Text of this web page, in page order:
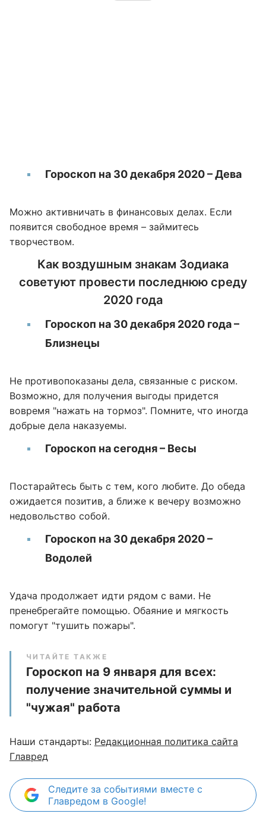
Гороскоп на 30 декабря 2020 – Дева
Можно активничать в финансовых делах. Если
появится свободное время – займитесь
творчеством.
Как воздушным знакам Зодиака
советуют провести последнюю среду
2020 года
Гороскоп на 30 декабря 2020 года –
Близнецы
Не противопоказаны дела, связанные с риском.
Возможно, для получения выгоды придется
вовремя "нажать на тормоз". Помните, что иногда
добрые дела наказуемы.
Гороскоп на сегодня – Весы
Постарайтесь быть с тем, кого любите. До обеда
ожидается позитив, а ближе к вечеру возможно
недовольство собой.
Гороскоп на 30 декабря 2020 –
Водолей
Удача продолжает идти рядом с вами. Не
пренебрегайте помощью. Обаяние и мягкость
помогут "тушить пожары".
ЧИТАЙТЕ ТАКЖЕ
Гороскоп на 9 января для всех:
получение значительной суммы и
"чужая" работа
Наши стандарты: Редакционная политика сайта
Главред
Следите за событиями вместе с
Главредом в Google!